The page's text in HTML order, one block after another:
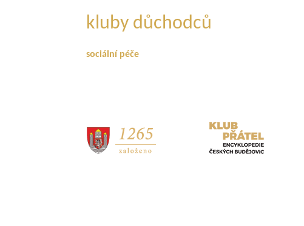
kluby důchodců
sociální péče